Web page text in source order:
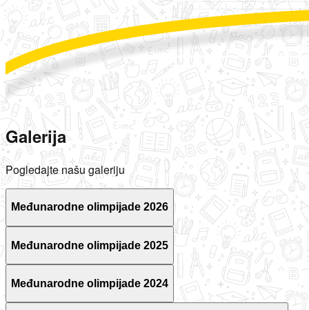
Galerija
Pogledajte našu galeriju
Međunarodne olimpijade 2026
Međunarodne olimpijade 2025
Međunarodne olimpijade 2024